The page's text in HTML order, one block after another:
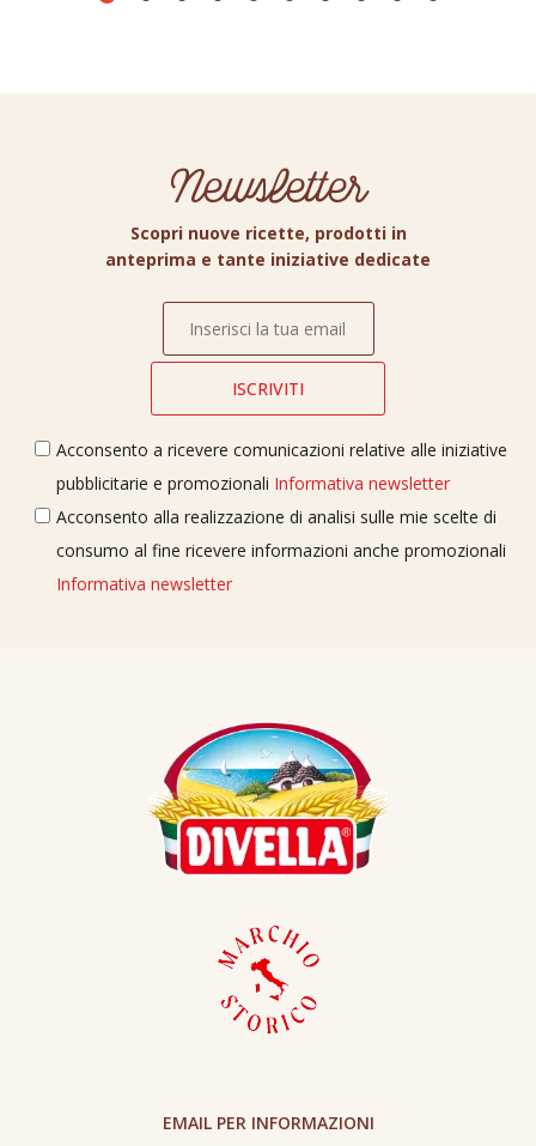
Newsletter
Scopri nuove ricette, prodotti in
anteprima e tante iniziative dedicate
Acconsento a ricevere comunicazioni relative alle iniziative
pubblicitarie e promozionali Informativa newsletter
Acconsento alla realizzazione di analisi sulle mie scelte di
consumo al fine ricevere informazioni anche promozionali
Informativa newsletter
EMAIL PER INFORMAZIONI